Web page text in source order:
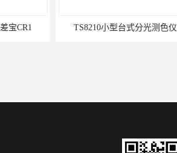
宝CR1 TS8210小型台式分光测色仪